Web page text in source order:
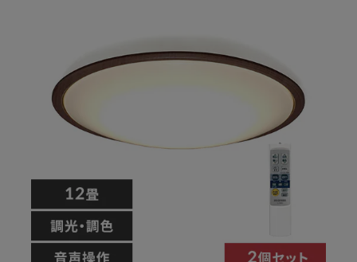
※ご確認ください
カートに入れる